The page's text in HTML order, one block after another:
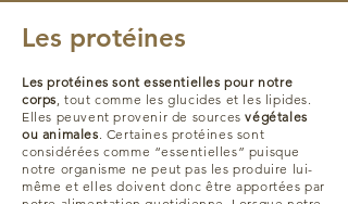
Les protéines
Les protéines sont essentielles pour notre
corps , tout comme les glucides et les lipides.
Elles peuvent provenir de sourcesvégétales
ou animales . Certaines protéines sont
considérées comme “essentielles” puisque
notre organisme ne peut pas les produire lui-
même et elles doivent donc être apportées par